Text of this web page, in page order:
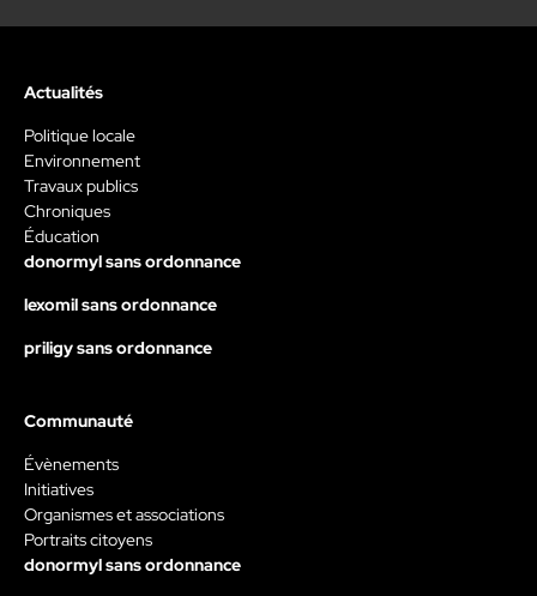
Actualités
Politique locale
Environnement
Travaux publics
Chroniques
Éducation
donormyl sans ordonnance
lexomil sans ordonnance
priligy sans ordonnance
Communauté
Évènements
Initiatives
Organismes et associations
Portraits citoyens
donormyl sans ordonnance